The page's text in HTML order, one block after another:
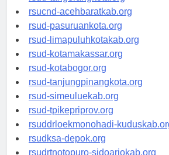
rsud-tangerangkota.org
rsucnd-acehbaratkab.org
rsud-pasuruankota.org
rsud-limapuluhkotakab.org
rsud-kotamakassar.org
rsud-kotabogor.org
rsud-tanjungpinangkota.org
rsud-simeuluekab.org
rsud-tpikepriprov.org
rsuddrloekmonohadi-kuduskab.org
rsudksa-depok.org